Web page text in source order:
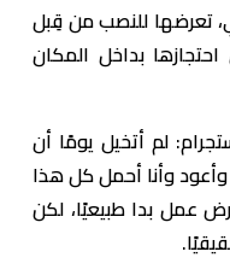
تعرضها للنصب من قِبل
بداخل المكان
لم أتخيل يومًا أن
وأنا أحمل كل هذا
عمل بدا طبيعيًا، لكن